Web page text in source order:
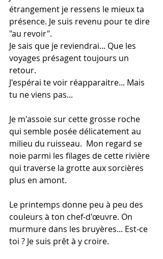
étrangement je ressens le mieux ta
présence. Je suis revenu pour te dire
"au revoir".
Je sais que je reviendrai... Que les
voyages présagent toujours un
retour.
J'espérai te voir réapparaitre... Mais
tu ne viens pas...
Je m'assoie sur cette grosse roche
qui semble posée délicatement au
milieu du ruisseau.  Mon regard se
noie parmi les filages de cette rivière
qui traverse la grotte aux sorcières
plus en amont.
Le printemps donne peu à peu des
couleurs à ton chef-d'œuvre. On
murmure dans les bruyères... Est-ce
toi ? Je suis prêt à y croire.